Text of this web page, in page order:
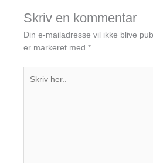
Skriv en kommentar
Din e-mailadresse vil ikke blive
er markeret med *
her..